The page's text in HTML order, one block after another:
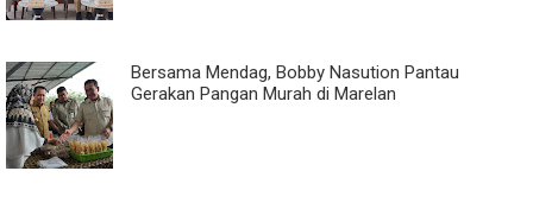
Bersama Mendag, Bobby Nasution Pantau
Gerakan Pangan Murah di Marelan